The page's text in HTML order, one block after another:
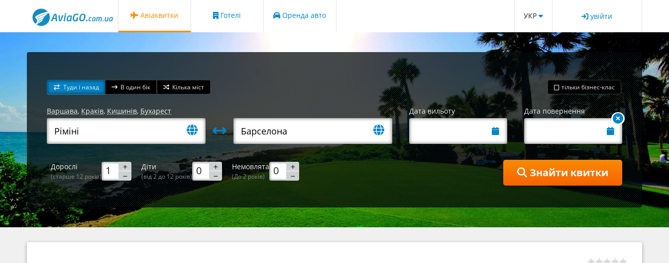
Авіаквитки Готелі Оренда авто УКР увійти
Туди і назад В один бік Кілька міст тільки бізнес-клас
Варшава,Краків, Кишинів, Бухарест Дата вильоту Дата повернення
Дорослі
(старше 12 років)
Діти
(від 2 до 12 років)
Немовлята
(До 2 років) Знайти квитки